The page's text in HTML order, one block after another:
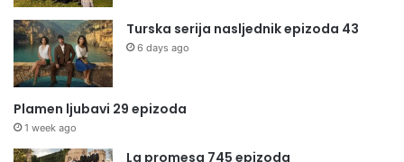
Turska serija nasljednik epizoda 43
6 days ago
Plamen ljubavi 29 epizoda
1 week ago
La promesa 745 epizoda